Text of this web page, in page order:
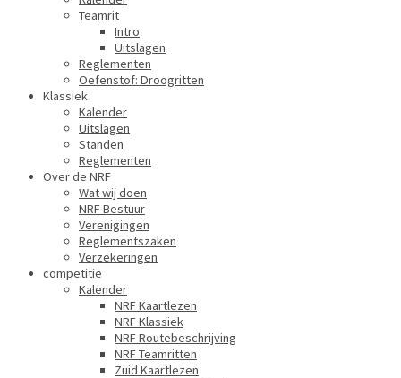
Teamrit
Intro
Uitslagen
Reglementen
Oefenstof: Droogritten
Klassiek
Kalender
Uitslagen
Standen
Reglementen
Over de NRF
Wat wij doen
NRF Bestuur
Verenigingen
Reglementszaken
Verzekeringen
competitie
Kalender
NRF Kaartlezen
NRF Klassiek
NRF Routebeschrijving
NRF Teamritten
Zuid Kaartlezen